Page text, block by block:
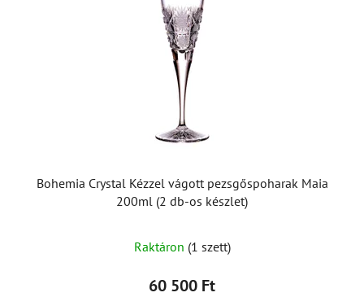
Bohemia Crystal Kézzel vágott pezsgőspoharak Maia
200ml (2 db-os készlet)
Raktáron (1 szett)
60 500 Ft